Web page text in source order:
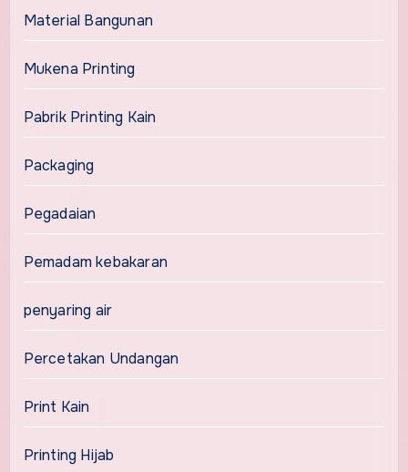
Material Bangunan
Mukena Printing
Pabrik Printing Kain
Packaging
Pegadaian
Pemadam kebakaran
penyaring air
Percetakan Undangan
Print Kain
Printing Hijab